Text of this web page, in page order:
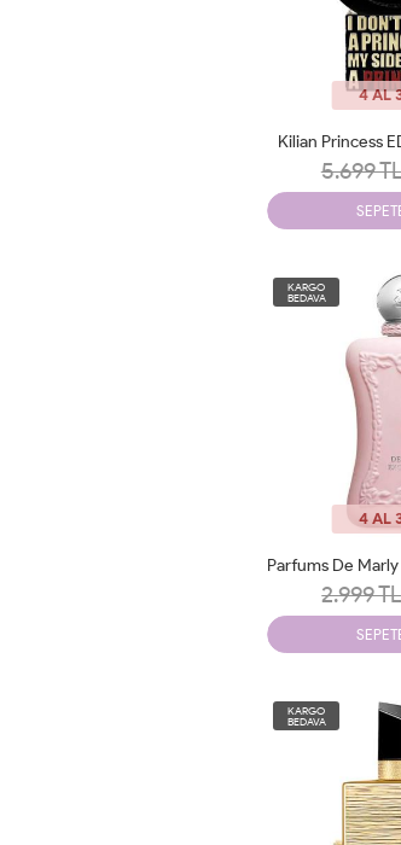
4 AL
Kilian Princess
5.699 TL
KARGO
BEDAVA
4 AL
2.999 TL
KARGO
BEDAVA